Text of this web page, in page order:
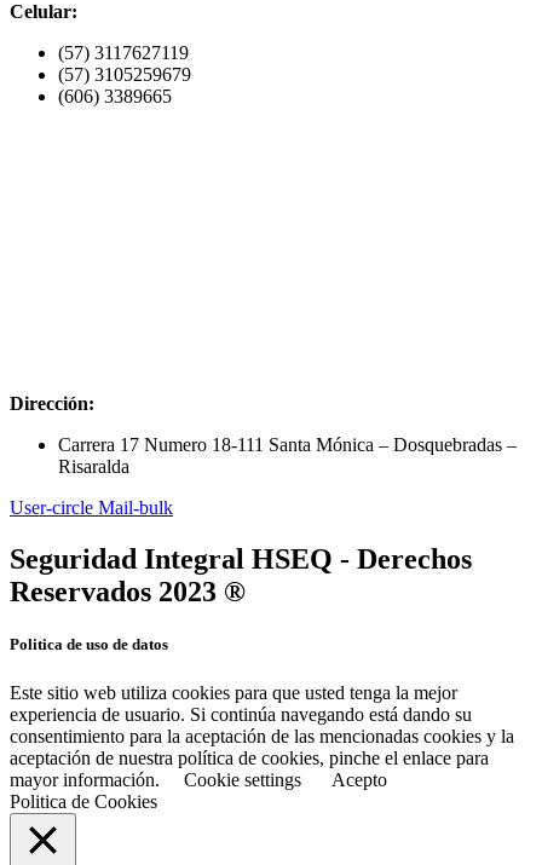
Celular:
(57) 3117627119
(57) 3105259679
(606) 3389665
Dirección:
Carrera 17 Numero 18-111 Santa Mónica – Dosquebradas –
Risaralda
User-circle Mail-bulk
Seguridad Integral HSEQ - Derechos
Reservados 2023 ®
Politica de uso de datos
Este sitio web utiliza cookies para que usted tenga la mejor
experiencia de usuario. Si continúa navegando está dando su
consentimiento para la aceptación de las mencionadas cookies y la
aceptación de nuestra política de cookies, pinche el enlace para
mayor información.
Cookie settings
Acepto
Politica de Cookies